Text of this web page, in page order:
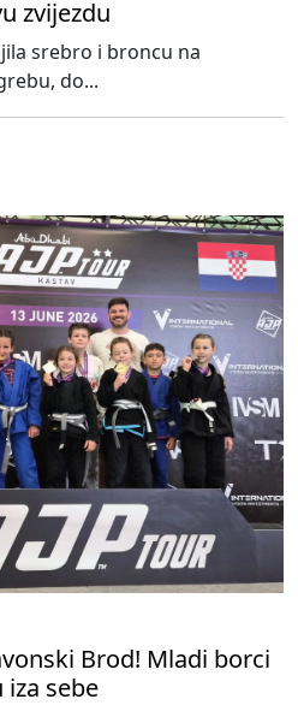
zvijezdu
srebro i broncu na
do...
Brod! Mladi borci
sebe